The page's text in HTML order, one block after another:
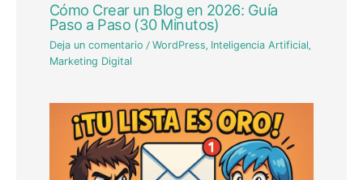
Cómo Crear un Blog en 2026: Guía
Paso a Paso (30 Minutos)
Deja un comentario /WordPress Inteligencia Artificial
Marketing Digital